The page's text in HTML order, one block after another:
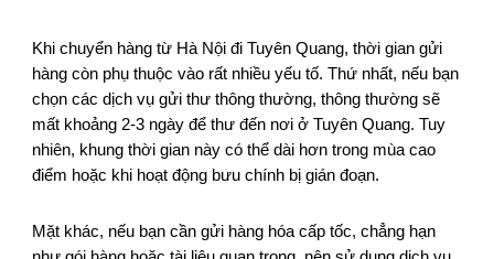
Khi chuyển hàng từ Hà Nội đi Tuyên Quang, thời gian gửi
hàng còn phụ thuộc vào rất nhiều yếu tố. Thứ nhất, nếu bạn
chọn các dịch vụ gửi thư thông thường, thông thường sẽ
mất khoảng 2-3 ngày để thư đến nơi ở Tuyên Quang. Tuy
nhiên, khung thời gian này có thể dài hơn trong mùa cao
điểm hoặc khi hoạt động bưu chính bị gián đoạn.
Mặt khác, nếu bạn cần gửi hàng hóa cấp tốc, chẳng hạn